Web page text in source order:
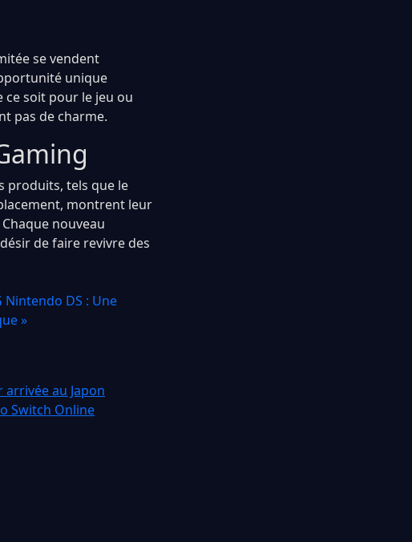
se vendent
unique
ce soit pour le jeu ou
pas de charme.
produits, tels que le
montrent leur
nouveau
de faire revivre des
Nintendo DS : Une
»
au Japon
Switch Online